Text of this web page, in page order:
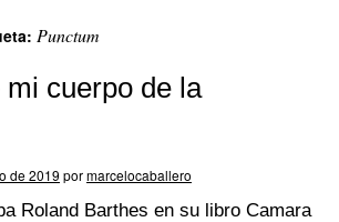
Punctum
cuerpo de la
de 2019 pormarcelocaballero
Roland Barthes en su libro Camara